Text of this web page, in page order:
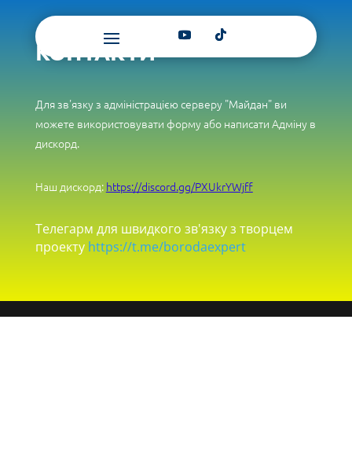
КОНТАКТИ
Для зв'язку з адміністрацією серверу "Майдан" ви
можете використовувати форму або написати Адміну в
дискорд.
Наш дискорд: https://discord.gg/PXUkrYWjff
Телегарм для швидкого зв'язку з творцем
проекту https://t.me/borodaexpert